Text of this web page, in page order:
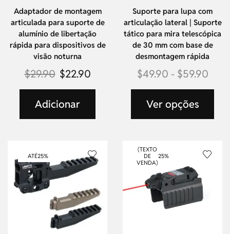
Adaptador de montagem
articulada para suporte de
alumínio de libertação
rápida para dispositivos de
visão noturna
$29.90 $22.90
Adicionar
Suporte para lupa com
articulação lateral | Suporte
tático para mira telescópica
de 30 mm com base de
desmontagem rápida
$49.90 - $59.90
Ver opções
ATÉ25%
(TEXTO
DE
VENDA)
25%